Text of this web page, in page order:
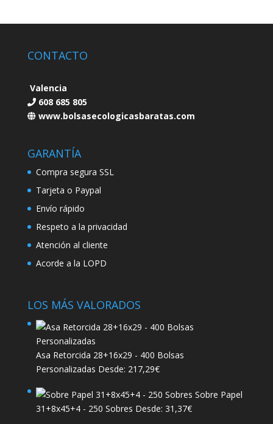
CONTACTO
Valencia
608 685 805
www.bolsasecologicasbaratas.com
GARANTÍA
Compra segura SSL
Tarjeta o Paypal
Envío rápido
Respeto a la privacidad
Atención al cliente
Acorde a la LOPD
LOS MÁS VALORADOS
Asa Retorcida 28+16x29 - 400 Bolsas
Personalizadas Desde: 217,29€
Sobre Papel
31+8x45+4 - 250 Sobres Desde: 31,37€